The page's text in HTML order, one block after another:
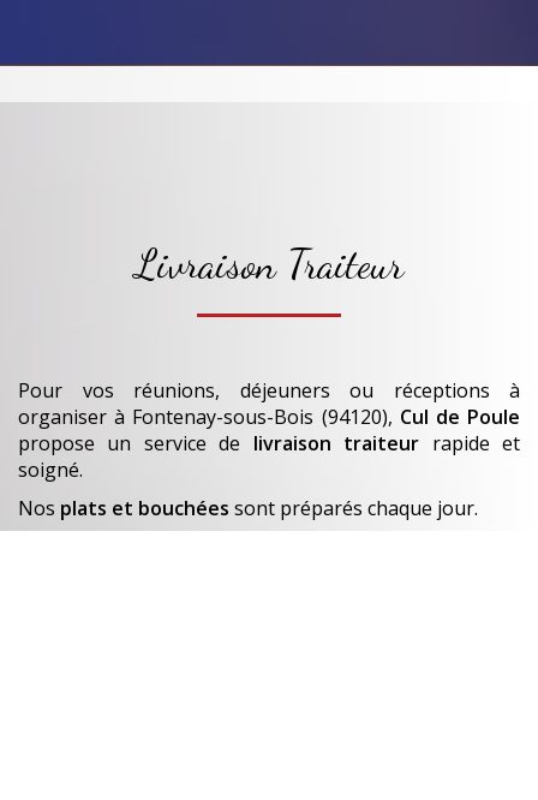
Livraison Traiteur
Pour vos réunions, déjeuners ou réceptions à
organiserà Fontenay-sous-Bois (94120), Cul de Poule
propose un service de livraison traiteur rapide et
soigné.
Nos plats et bouchées sont préparés chaque jour.